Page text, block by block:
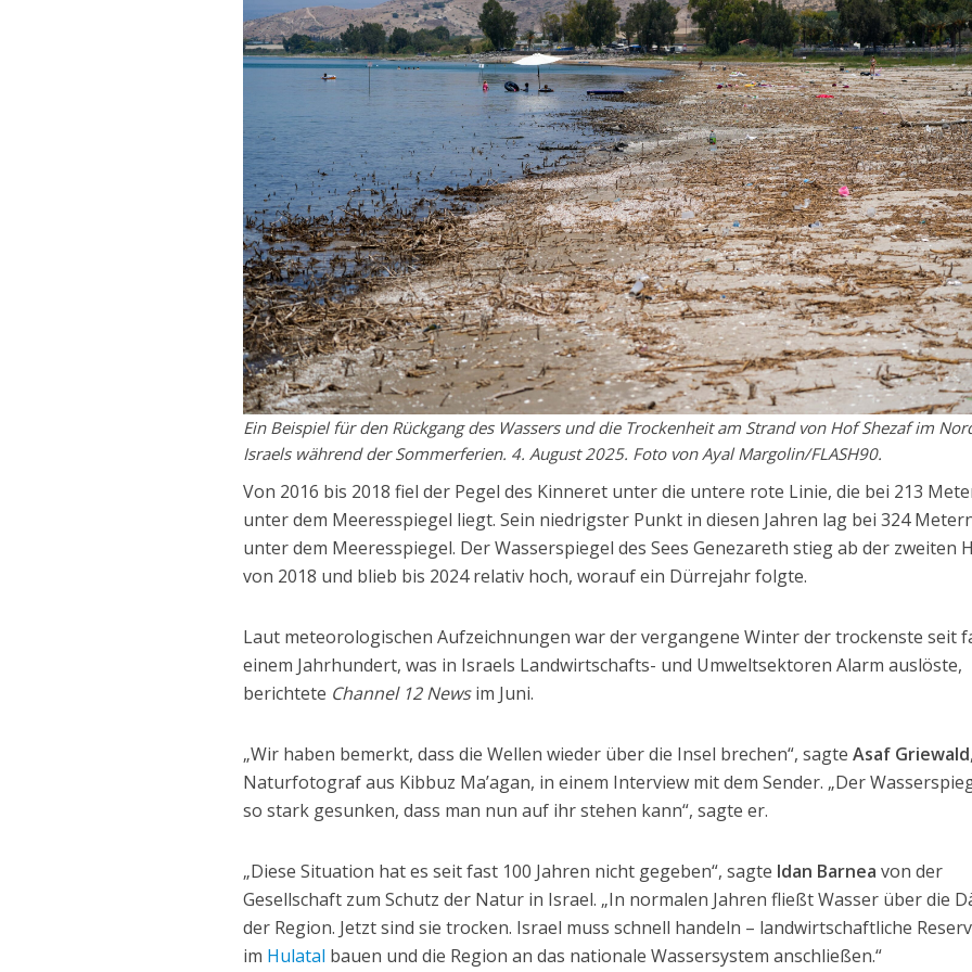
Ein Beispiel für den Rückgang des Wassers und die Trockenheit am Strand von Hof Shezaf im
Israels während der Sommerferien. 4. August 2025. Foto von Ayal Margolin/FLASH90.
Von 2016 bis 2018 fiel der Pegel des Kinneret unter die untere rote Linie, die bei 213
unter dem Meeresspiegel liegt. Sein niedrigster Punkt in diesen Jahren lag bei 324
unter dem Meeresspiegel. Der Wasserspiegel des Sees Genezareth stieg ab der zweiten
von 2018 und blieb bis 2024 relativ hoch, worauf ein Dürrejahr folgte.
Laut meteorologischen Aufzeichnungen war der vergangene Winter der trockenste seit
einem Jahrhundert, was in Israels Landwirtschafts- und Umweltsektoren Alarm auslöste,
berichtete Channel 12 Newsim Juni.
„Wir haben bemerkt, dass die Wellen wieder über die Insel brechen“, sagteAsaf Griewald
Naturfotograf aus Kibbuz Ma’agan, in einem Interview mit dem Sender. „Der
so stark gesunken, dass man nun auf ihr stehen kann“, sagte er.
„Diese Situation hat es seit fast 100 Jahren nicht gegeben“, sagte Idan Barnea von der
Gesellschaft zum Schutz der Natur in Israel. „In normalen Jahren fließt Wasser über die
der Region. Jetzt sind sie trocken. Israel muss schnell handeln – landwirtschaftliche
im Hulatal bauen und die Region an das nationale Wassersystem anschließen.“